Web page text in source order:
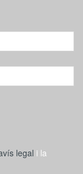
legal i la